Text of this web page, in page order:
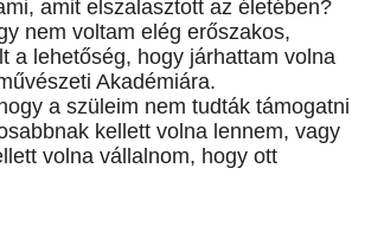
amit elszalasztott az életében?
nem voltam elég erőszakos,
a lehetőség, hogy járhattam volna
Akadémiára.
a szüleim nem tudták támogatni
kellett volna lennem, vagy
volna vállalnom, hogy ott